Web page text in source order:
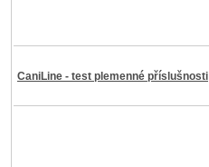
CaniLine - test plemenné příslušnosti